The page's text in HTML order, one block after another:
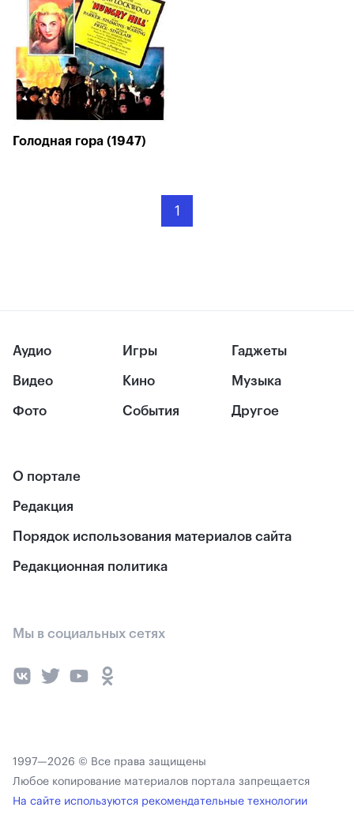
Голодная гора (1947)
1
Аудио
Видео
Фото
Игры
Кино
События
Гаджеты
Музыка
Другое
О портале
Редакция
Порядок использования материалов сайта
Редакционная политика
Мы в социальных сетях
1997—2026 © Все права защищены
Любое копирование материалов портала запрещается
На сайте используются рекомендательные технологии